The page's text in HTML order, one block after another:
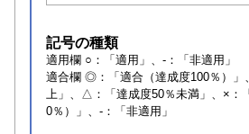
記号の種類
適用欄 ○：「適用」、-：「非適用」
適合欄 ◎：「適合（達成度100％）」
上」、△：「達成度50％未満」、×：
0％）」、-：「非適用」